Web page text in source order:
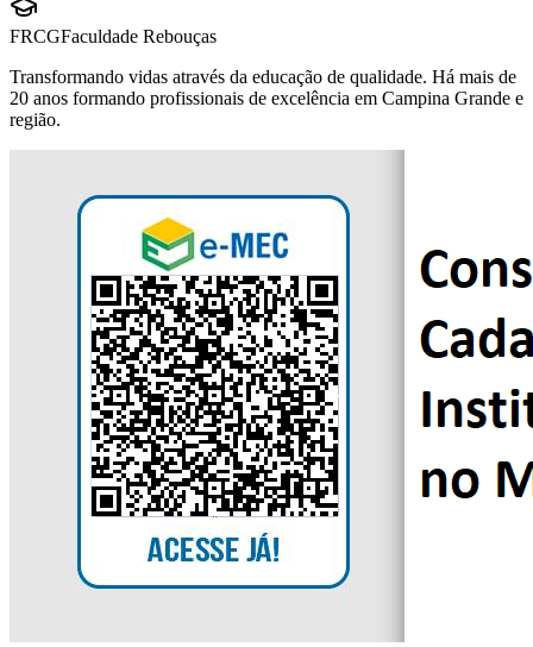
FRCGFaculdade Rebouças
Transformando vidas através da educação de qualidade. Há mais de
20 anos formando profissionais de excelência em Campina Grande e
região.